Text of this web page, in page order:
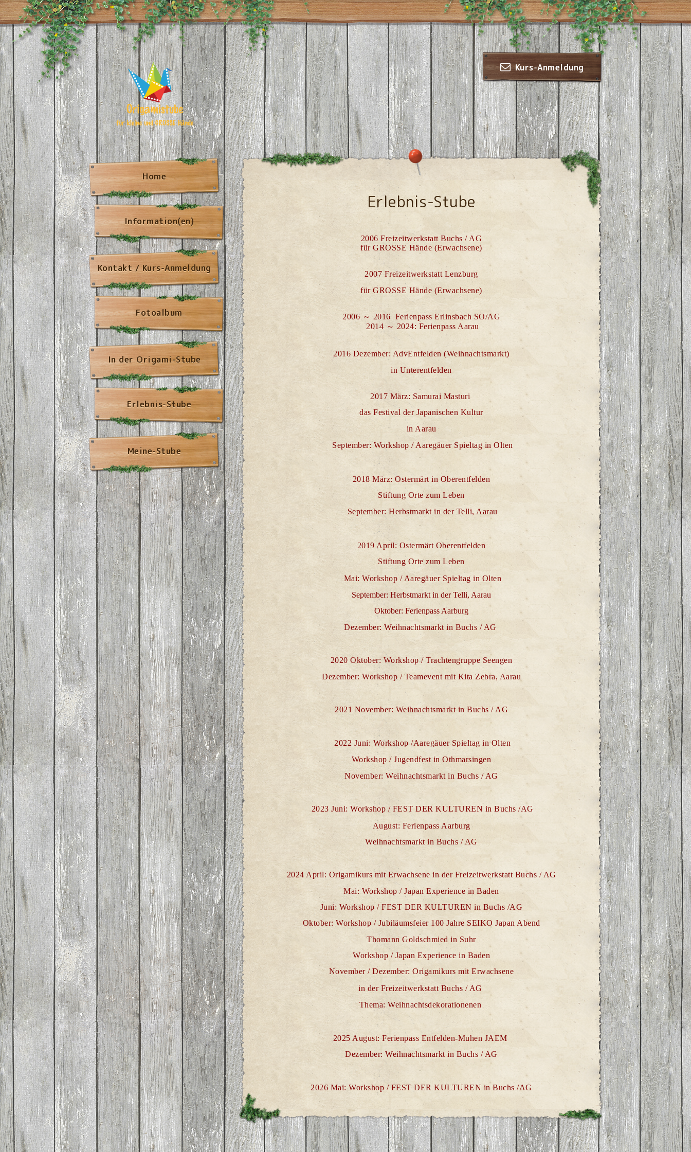
Kurs-Anmeldung
Erlebnis-Stube
2006 Freizeitwerkstatt Buchs / AG
für GROSSE Hände (Erwachsene)
2007 Freizeitwerkstatt Lenzburg
für GROSSE Hände (Erwachsene)
2006 ～ 2016 Ferienpass Erlinsbach SO/AG
2014 ～ 2024: Ferienpass Aarau
2016 Dezember: AdvEntfelden(Weihnachtsmarkt)
in Unterentfelden
2017 März: Samurai Masturi
das Festival der Japanischen Kultur
in Aarau
September: Workshop / Aaregäuer Spieltag in Olten
2018 März: Ostermärt in Oberentfelden
Stiftung Orte zum Leben
September: Herbstmarkt in der Telli, Aarau
2019 April: Ostermärt Oberentfelden
Stiftung Orte zum Leben
Mai: Workshop / Aaregäuer Spieltag in Olten
September: Herbstmarkt in der Telli, Aarau
Oktober: Ferienpass Aarburg
Dezember: Weihnachtsmarkt in Buchs / AG
2020 Oktober: Workshop / Trachtengruppe Seengen
Dezember: Workshop / Teamevent mit Kita Zebra, Aarau
2021 November: Weihnachtsmarkt in Buchs / AG
2022 Juni: Workshop /Aaregäuer Spieltag in Olten
Workshop / Jugendfest in Othmarsingen
November:Weihnachtsmarktin Buchs / AG
2023 Juni: Workshop / FEST DER KULTUREN in Buchs /AG
August: Ferienpass Aarburg
Weihnachtsmarktin Buchs / AG
2024 April: Origamikurs mit Erwachsene in der Freizeitwerkstatt Buchs / AG
Mai: Workshop / Japan Experience in Baden
Juni: Workshop / FEST DER KULTUREN in Buchs /AG
Oktober: Workshop / Jubiläumsfeier 100 Jahre SEIKO Japan Abend
Thomann Goldschmied in Suhr
Workshop / Japan Experience in Baden
November / Dezember:Origamikurs mitErwachsene
in der Freizeitwerkstatt Buchs / AG
Thema: Weihnachtsdekorationenen
2025 August: Ferienpass Entfelden-Muhen JAEM
Dezember:Weihnachtsmarktin Buchs / AG
2026 Mai: Workshop / FEST DER KULTUREN in Buchs /AG
Home
Information(en)
Kontakt / Kurs-Anmeldung
Fotoalbum
In der Origami-Stube
Erlebnis-Stube
Meine-Stube